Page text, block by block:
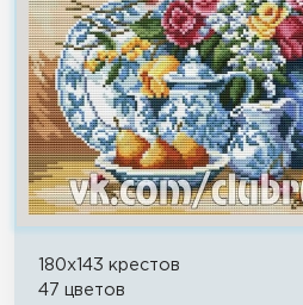
180x143 крестов
47 цветов